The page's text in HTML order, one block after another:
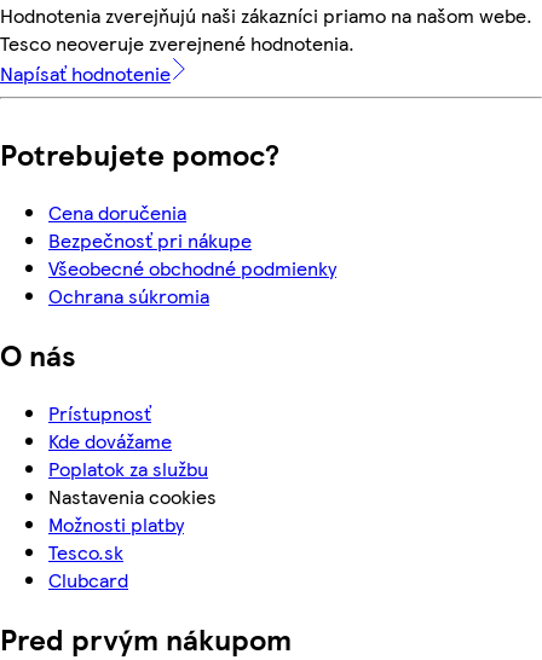
Hodnotenia zverejňujú naši zákazníci priamo na našom webe.
Tesco neoveruje zverejnené hodnotenia.
Napísať hodnotenie
Potrebujete pomoc?
Cena doručenia
Bezpečnosť pri nákupe
Všeobecné obchodné podmienky
Ochrana súkromia
O nás
Prístupnosť
Kde dovážame
Poplatok za službu
Nastavenia cookies
Možnosti platby
Tesco.sk
Clubcard
Pred prvým nákupom